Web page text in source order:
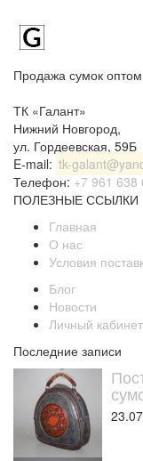
Продажа сумок
ТК «Галант»
Нижний Новгород,
ул. Гордеевская, 59Б
E-mail: tk-
Телефон: +7 961 638
ПОЛЕЗНЫЕ ССЫЛКИ
Главная
О нас
Условия
Блог
Новости
Личный кабинет
Последние записи